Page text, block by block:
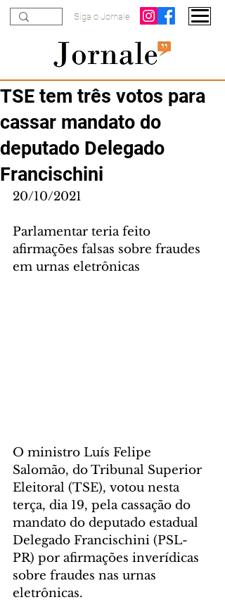
Siga o Jornale
TSE tem três votos para
cassar mandato do
deputado Delegado
Francischini
20/10/2021
Parlamentar teria feito
afirmações falsas sobre fraudes
em urnas eletrônicas
O ministro Luís Felipe
Salomão, do Tribunal Superior
Eleitoral (TSE), votou nesta
terça, dia 19, pela cassação do
mandato do deputado estadual
Delegado Francischini (PSL-
PR) por afirmações inverídicas
sobre fraudes nas urnas
eletrônicas.